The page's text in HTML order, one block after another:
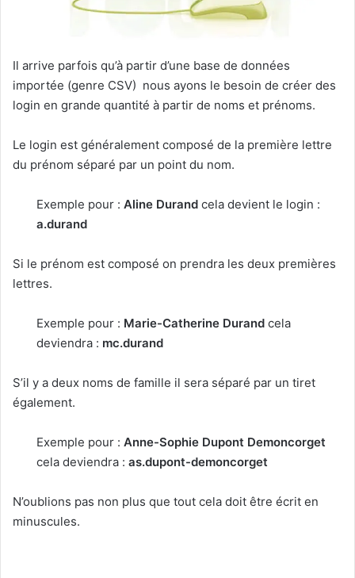
Il arrive parfois qu’à partir d’une base de données
importée (genre CSV) nous ayons le besoin de créer des
login en grande quantité à partir de noms et prénoms.
Le login est généralement composé de la première lettre
du prénom séparé par un point du nom.
Exemple pour : Aline Durand cela devient le login :
a.durand
Si le prénom est composé on prendra les deux premières
lettres.
Exemple pour : Marie-Catherine Durand cela
deviendra : mc.durand
S’il y a deux noms de famille il sera séparé par un tiret
également.
Exemple pour : Anne-Sophie Dupont Demoncorget
cela deviendra : as.dupont-demoncorget
N’oublions pas non plus que tout cela doit être écrit en
minuscules.